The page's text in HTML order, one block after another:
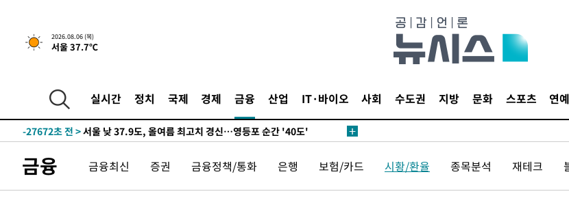
2026.08.06 (목)
서울 37.7℃
실시간 정치 국제 경제 금융 산업 IT·바이오 사회 수도권 지방 문화 스포츠 연예
-28988초 전 >[속보]합참 "북, 동해상으로 미상 발사체 발사"
-28384초 전 > '낮 최고 39도' 불볕더위…한밤 열대야도 계속[내일날씨]
-28005초 전 >
"韓 외환시장 개입 관측 배경엔 美의 대한국 무역적자 있어"
-27832초 전 >
-27672초 전 >서울 낮 37.9도, 올여름 최고치 경신…영등포 순간 '40도'
-23329초 전 >
[속보]코스닥, 800p 회복…0.26% 오른 801.67 마감
-23259초 전 >[속보]코스피, 301.88포인트(4.58%) 내린 6296.38 마감
금융 금융최신 증권 금융정책/통화 은행 보험/카드 시황/환율 종목분석 재테크